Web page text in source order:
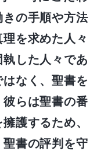
の手順や方法
を求めた人々
した人々であ
なく、聖書を
らは聖書の番
護するため、
書の評判を守